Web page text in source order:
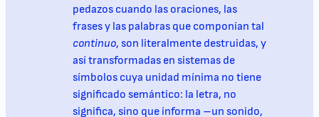
pedazos cuando las oraciones, las
frases y las palabras que componían tal
continuo, son literalmente destruidas, y
así transformadas en sistemas de
símbolos cuya unidad mínima no tiene
significado semántico: la letra, no
significa, sino que informa –un sonido,